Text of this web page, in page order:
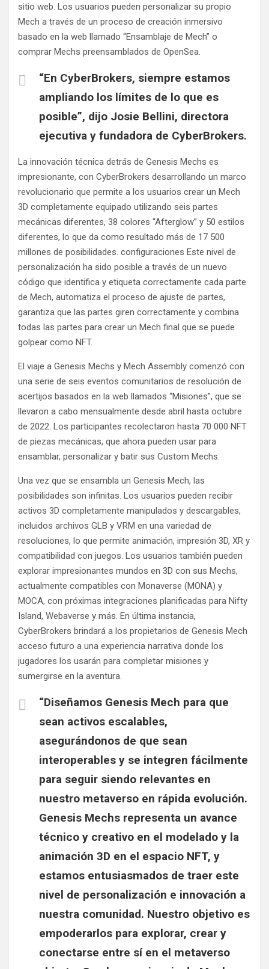
sitio web. Los usuarios pueden personalizar su propio
Mech a través de un proceso de creación inmersivo
basado en la web llamado “Ensamblaje de Mech” o
comprar Mechs preensamblados de OpenSea.
“En CyberBrokers, siempre estamos
ampliando los límites de lo que es
posible”, dijo Josie Bellini, directora
ejecutiva y fundadora de CyberBrokers.
La innovación técnica detrás de Genesis Mechs es
impresionante, con CyberBrokers desarrollando un marco
revolucionario que permite a los usuarios crear un Mech
3D completamente equipado utilizando seis partes
mecánicas diferentes, 38 colores “Afterglow” y 50 estilos
diferentes, lo que da como resultado más de 17 500
millones de posibilidades. configuraciones Este nivel de
personalización ha sido posible a través de un nuevo
código que identifica y etiqueta correctamente cada parte
de Mech, automatiza el proceso de ajuste de partes,
garantiza que las partes giren correctamente y combina
todas las partes para crear un Mech final que se puede
golpear como NFT.
El viaje a Genesis Mechs y Mech Assembly comenzó con
una serie de seis eventos comunitarios de resolución de
acertijos basados ​​en la web llamados “Misiones”, que se
llevaron a cabo mensualmente desde abril hasta octubre
de 2022. Los participantes recolectaron hasta 70 000 NFT
de piezas mecánicas, que ahora pueden usar para
ensamblar, personalizar y batir sus Custom Mechs.
Una vez que se ensambla un Genesis Mech, las
posibilidades son infinitas. Los usuarios pueden recibir
activos 3D completamente manipulados y descargables,
incluidos archivos GLB y VRM en una variedad de
resoluciones, lo que permite animación, impresión 3D, XR y
compatibilidad con juegos. Los usuarios también pueden
explorar impresionantes mundos en 3D con sus Mechs,
actualmente compatibles con Monaverse (MONA) y
MOCA, con próximas integraciones planificadas para Nifty
Island, Webaverse y más. En última instancia,
CyberBrokers brindará a los propietarios de Genesis Mech
acceso futuro a una experiencia narrativa donde los
jugadores los usarán para completar misiones y
sumergirse en la aventura.
“Diseñamos Genesis Mech para que
sean activos escalables,
asegurándonos de que sean
interoperables y se integren fácilmente
para seguir siendo relevantes en
nuestro metaverso en rápida evolución.
Genesis Mechs representa un avance
técnico y creativo en el modelado y la
animación 3D en el espacio NFT, y
estamos entusiasmados de traer este
nivel de personalización e innovación a
nuestra comunidad. Nuestro objetivo es
empoderarlos para explorar, crear y
conectarse entre sí en el metaverso